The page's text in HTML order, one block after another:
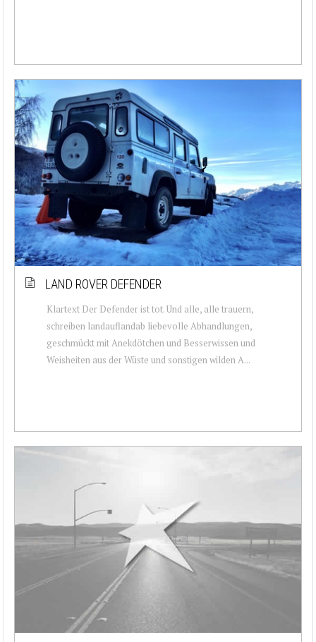
LAND ROVER DEFENDER
Klartext Der Defender ist tot. Und alle, alle trauern,
schreiben landauflandab liebevolle Abhandlungen,
geschmückt mit Anekdötchen und Besserwissen und
Weisheiten aus der Wüste und sonstigen wilden A...